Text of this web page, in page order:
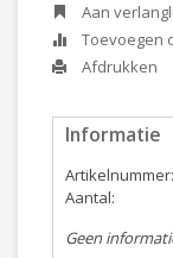
Aan
Toevoegen
Afdrukken
Informatie
Artikelnummer:
Aantal:
Geen